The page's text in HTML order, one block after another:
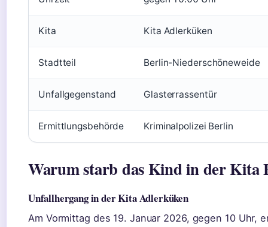
Kita Kita Adlerküken
Stadtteil Berlin-Niederschöneweide
Unfallgegenstand Glasterrassentür
Ermittlungsbehörde Kriminalpolizei Berlin
Warum starb das Kind in der Kita
Unfallhergang in der Kita Adlerküken
Am Vormittag des 19. Januar 2026, gegen 10 Uhr,